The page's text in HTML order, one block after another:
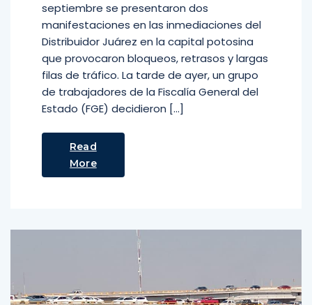
septiembre se presentaron dos
manifestaciones en las inmediaciones del
Distribuidor Juárez en la capital potosina
que provocaron bloqueos, retrasos y largas
filas de tráfico. La tarde de ayer, un grupo
de trabajadores de la Fiscalía General del
Estado (FGE) decidieron […]
Read
More